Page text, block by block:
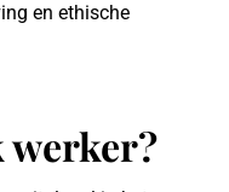
en ethische
werker?